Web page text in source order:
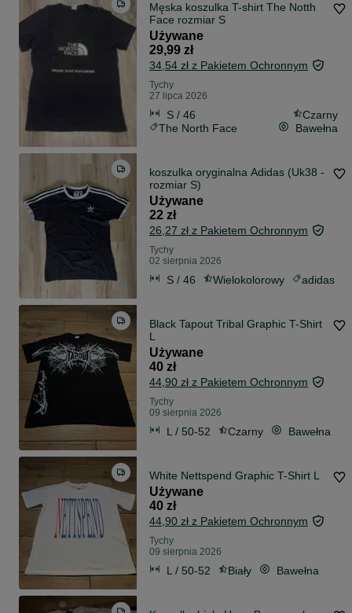
Męska koszulka T-shirt The Notth
Face rozmiar S
Używane
29,99 zł
34,54 zł z Pakietem Ochronnym
Tychy
27 lipca 2026
S / 46
Czarny
The North Face
Bawełna
koszulka oryginalna Adidas (Uk38 -
rozmiar S)
Używane
22 zł
26,27 zł z Pakietem Ochronnym
Tychy
02 sierpnia 2026
S / 46 Wielokolorowy adidas
Black Tapout Tribal Graphic T-Shirt
L
Używane
40 zł
44,90 zł z Pakietem Ochronnym
Tychy
09 sierpnia 2026
L / 50-52 Czarny Bawełna
White Nettspend Graphic T-Shirt L
Używane
40 zł
44,90 zł z Pakietem Ochronnym
Tychy
09 sierpnia 2026
L / 50-52 Biały Bawełna